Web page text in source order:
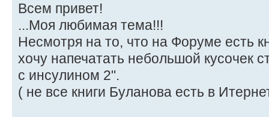
Всем привет!
...Моя любимая тема!!!
Несмотря на то, что на Форуме есть
хочу напечатать небольшой кусочек
с инсулином 2".
( не все книги Буланова есть в